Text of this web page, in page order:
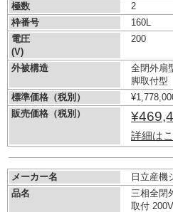
極数
2
枠番号
160L
電圧
(V)
200
外被構造
全閉外扇
脚取付型
標準価格（税別）
販売価格（税別）
詳細は
メーカー名
日立産機
品名
三相全閉
取付 200V